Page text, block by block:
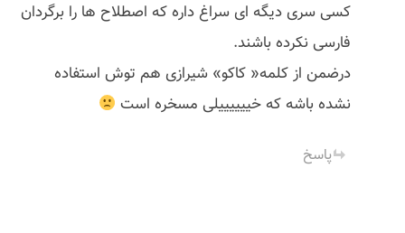
کسی سری دیگه ای سراغ داره که اصطلاح ها را برگردان
فارسی نکرده باشند.
درضمن از کلمه« کاکو» شیرازی هم توش استفاده
نشده باشه که خییییییلی مسخره است
پاسخ